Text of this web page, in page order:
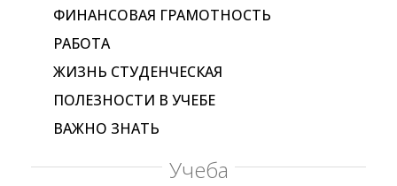
ФИНАНСОВАЯ ГРАМОТНОСТЬ
РАБОТА
ЖИЗНЬ СТУДЕНЧЕСКАЯ
ПОЛЕЗНОСТИ В УЧЕБЕ
ВАЖНО ЗНАТЬ
Учеба